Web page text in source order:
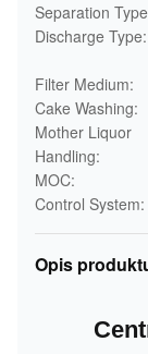
Separation
Discharge Type:
Filter Medium:
Cake Washing:
Mother Liquor
Handling:
MOC:
Control System:
Opis